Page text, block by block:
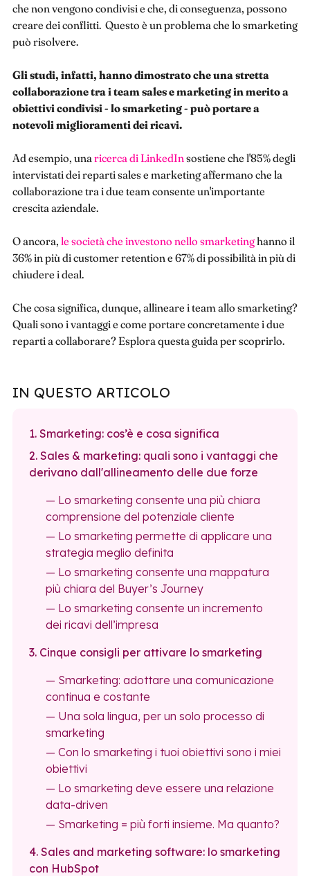
che non vengono condivisi e che, di conseguenza, possono
creare dei conflitti. Questo è un problema che lo smarketing
può risolvere.
Gli studi, infatti, hanno dimostrato che una stretta
collaborazione tra i team sales e marketing in merito a
obiettivi condivisi - lo smarketing - può portare a
notevoli miglioramenti dei ricavi.
Ad esempio, una ricerca di LinkedIn sostiene che l'85% degli
intervistati dei reparti sales e marketing affermano che la
collaborazione tra i due team consente un'importante
crescita aziendale.
O ancora, le società che investono nello smarketinghanno il
36% in più di customer retention e 67% di possibilità in più di
chiudere i deal.
Che cosa significa, dunque, allineare i team allo smarketing?
Quali sono i vantaggi e come portare concretamente i due
reparti a collaborare? Esplora questa guida per scoprirlo.
IN QUESTO ARTICOLO
1. Smarketing: cos’è e cosa significa
2. Sales & marketing: quali sono i vantaggi che
derivano dall'allineamento delle due forze
— Lo smarketing consente una più chiara
comprensione del potenziale cliente
— Lo smarketing permette di applicare una
strategia meglio definita
— Lo smarketing consente una mappatura
più chiara del Buyer’s Journey
— Lo smarketing consente un incremento
dei ricavi dell’impresa
3. Cinque consigli per attivare lo smarketing
— Smarketing: adottare una comunicazione
continua e costante
— Una sola lingua, per un solo processo di
smarketing
— Con lo smarketing i tuoi obiettivi sono i miei
obiettivi
— Lo smarketing deve essere una relazione
data-driven
— Smarketing = più forti insieme. Ma quanto?
4. Sales and marketing software: lo smarketing
con HubSpot